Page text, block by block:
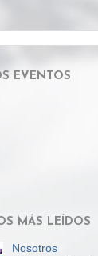
EVENTOS
MÁS LEÍDOS
Nosotros